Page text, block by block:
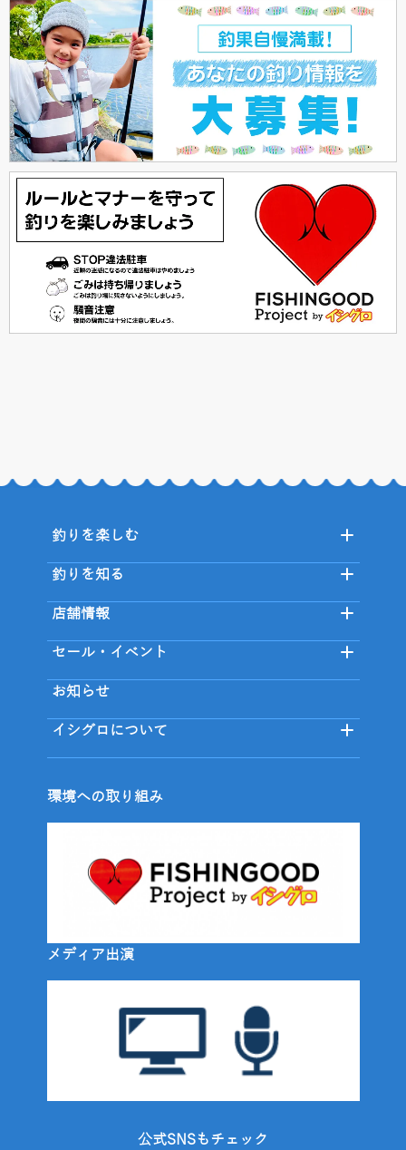
釣りを楽しむ
釣りを知る
店舗情報
セール・イベント
お知らせ
イシグロについて
環境への取り組み
メディア出演
公式SNSもチェック